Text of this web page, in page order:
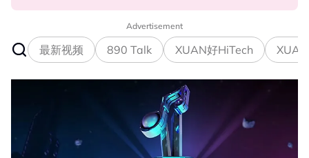
Advertisement
最新视频 890 Talk XUAN好HiTech